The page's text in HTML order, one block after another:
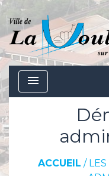
menu
ACCUEIL /